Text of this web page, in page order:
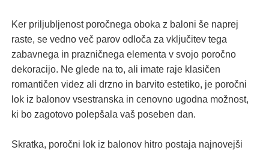
Ker priljubljenost poročnega oboka z baloni še naprej
raste, se vedno več parov odloča za vključitev tega
zabavnega in prazničnega elementa v svojo poročno
dekoracijo. Ne glede na to, ali imate raje klasičen
romantičen videz ali drzno in barvito estetiko, je poročni
lok iz balonov vsestranska in cenovno ugodna možnost,
ki bo zagotovo polepšala vaš poseben dan.
Skratka, poročni lok iz balonov hitro postaja najnovejši